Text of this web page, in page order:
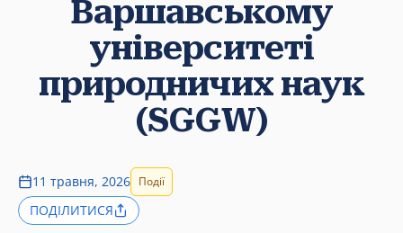
Варшавському
університеті
природничих наук
(SGGW)
11 травня, 2026 Події
ПОДІЛИТИСЯ